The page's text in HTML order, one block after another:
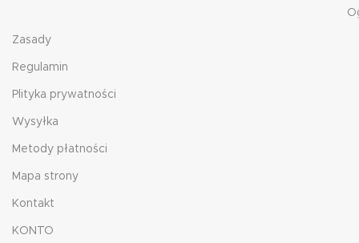
Zasady
Regulamin
Plityka prywatności
Wysyłka
Metody płatności
Mapa strony
Kontakt
KONTO